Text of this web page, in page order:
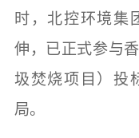
时，北控环境集
伸，已正式参与
圾焚烧项目）投
局。